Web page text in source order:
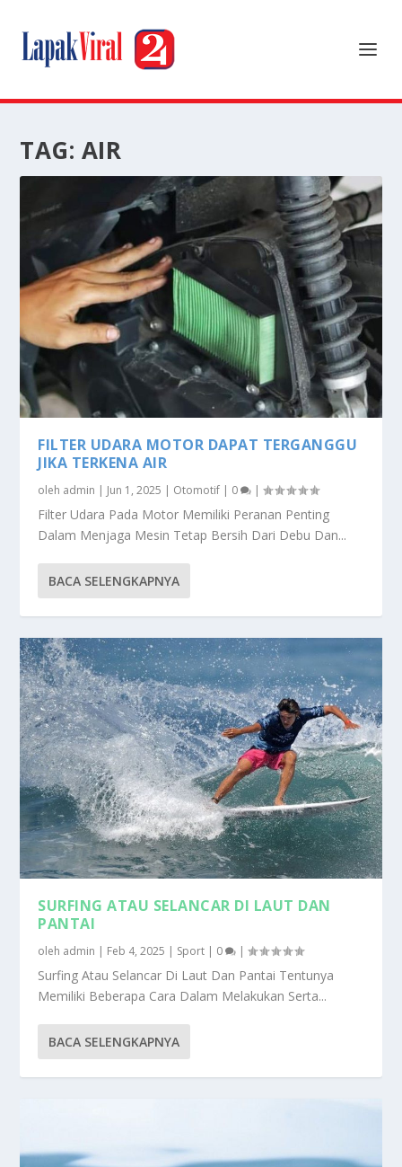
TAG: AIR
FILTER UDARA MOTOR DAPAT TERGANGGU
JIKA TERKENA AIR
oleh admin | Jun 1, 2025 | Otomotif | 0 |
Filter Udara Pada Motor Memiliki Peranan Penting
Dalam Menjaga Mesin Tetap Bersih Dari Debu Dan...
BACA SELENGKAPNYA
SURFING ATAU SELANCAR DI LAUT DAN
PANTAI
oleh admin | Feb 4, 2025 | Sport | 0 |
Surfing Atau Selancar Di Laut Dan Pantai Tentunya
Memiliki Beberapa Cara Dalam Melakukan Serta...
BACA SELENGKAPNYA